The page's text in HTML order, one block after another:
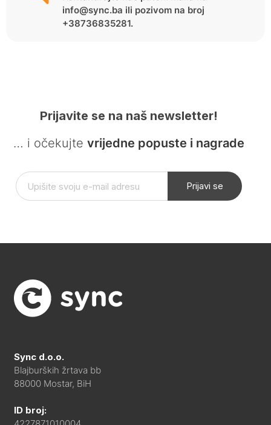
info@sync.ba ili pozivom na broj
+38736835281.
Prijavite se na naš newsletter!
… i očekujte vrijedne popuste i nagrade
Prijavi se
Sync d.o.o.
Blajburških žrtava bb
88000 Mostar, BiH
ID broj: